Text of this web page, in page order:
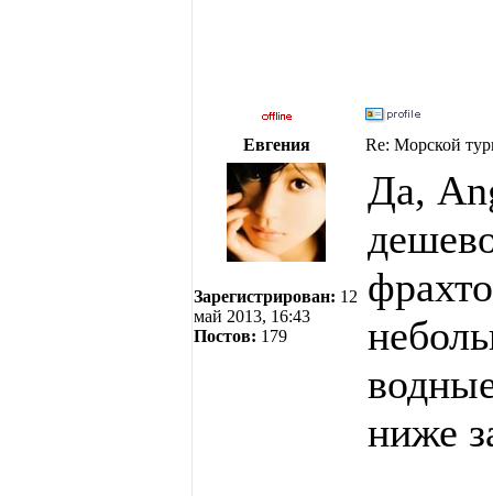
Евгения Re: Морской
Зарегистрирован: 12
май 2013, 16:43
Постов: 179
Да,
ниже